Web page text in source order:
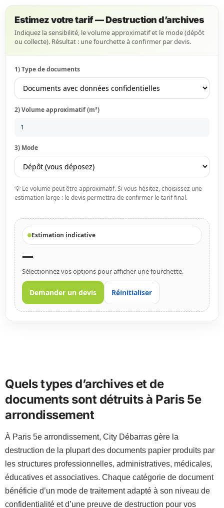
Estimez votre tarif — Destruction d’archives
Indiquez la sensibilité, le volume approximatif et le mode (dépôt
ou collecte). Résultat : une fourchette à confirmer par devis.
1) Type de documents
2) Volume approximatif (m³)
3) Mode
💡 Le volume peut être approximatif. Si vous hésitez, choisissez une
estimation large : le devis permettra de confirmer le tarif final.
Estimation indicative
—
Sélectionnez vos options pour afficher une fourchette.
Demander un devis Réinitialiser
Quels types d’archives et de
documents sont détruits à Paris 5e
arrondissement
À Paris 5e arrondissement, City Débarras gère la
destruction de la plupart des documents papier produits par
les structures professionnelles, administratives, médicales,
éducatives et associatives. Chaque catégorie de document
bénéficie d’un mode de traitement adapté à son niveau de
confidentialité et d’une preuve de destruction pour vos